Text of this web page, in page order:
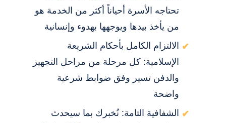
تحتاجه الأسرة أحياناً أكثر من الخدمة هو
من يأخذ بيدها ويوجهها بهدوء وإنسانية
الالتزام الكامل بأحكام الشريعة
الإسلامية: كل مرحلة من مراحل التجهيز
والدفن تسير وفق ضوابط شرعية
واضحة
الشفافية التامة: نُخبرك بما سيحدث